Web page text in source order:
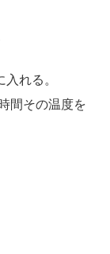
れる。
間その温度を